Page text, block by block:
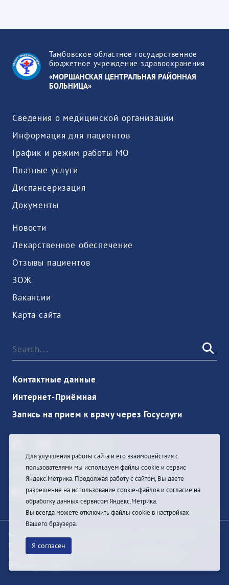
Тамбовское областное государственное
бюджетное учреждение здравоохранения
«МОРШАНСКАЯ ЦЕНТРАЛЬНАЯ РАЙОННАЯ
БОЛЬНИЦА»
Сведения о медицинской организации
Информация для пациентов
График и режим работы МО
Платные услуги
Диспансеризация
Документы
Новости
Лекарственное обеспечение
Отзывы пациентов
ЗОЖ
Вакансии
Карта сайта
Контактные данные
Интернет-Приёмная
Запись на прием к врачу через Госуслуги
Ouvrir une session
© При цитировании информации с сайта ссылка на
первоисточник обязательна
Разработка и техподдержка сайта
Pragmatic Studio
Для улучшения работы сайта и его взаимодействия с
пользователями мы используем файлы cookie и сервис
Яндекс.Метрика. Продолжая работу с сайтом, Вы даете
разрешение на использование cookie-файлов и согласие на
обработку данных сервисом Яндекс.Метрика.
Вы всегда можете отключить файлы cookie в настройках
Вашего браузера.
Я согласен